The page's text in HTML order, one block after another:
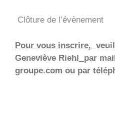
Clôture de l’évènement
Pour vous inscrire,
Geneviève Riehl
par
groupe.com ou par